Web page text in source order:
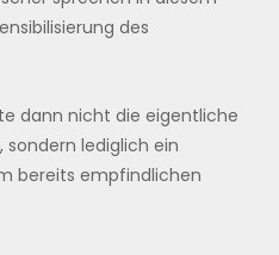
des
dann nicht die eigentliche
sondern lediglich ein
bereits empfindlichen